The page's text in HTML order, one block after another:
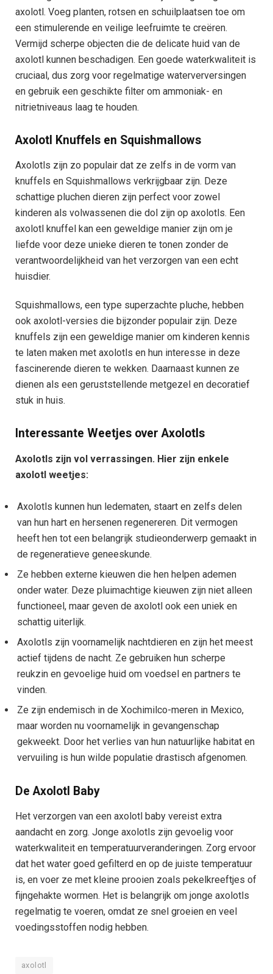
axolotl. Voeg planten, rotsen en schuilplaatsen toe om
een stimulerende en veilige leefruimte te creëren.
Vermijd scherpe objecten die de delicate huid van de
axolotl kunnen beschadigen. Een goede waterkwaliteit is
cruciaal, dus zorg voor regelmatige waterverversingen
en gebruik een geschikte filter om ammoniak- en
nitrietniveaus laag te houden.
Axolotl Knuffels en Squishmallows
Axolotls zijn zo populair dat ze zelfs in de vorm van
knuffels en Squishmallows verkrijgbaar zijn. Deze
schattige pluchen dieren zijn perfect voor zowel
kinderen als volwassenen die dol zijn op axolotls. Een
axolotl knuffel kan een geweldige manier zijn om je
liefde voor deze unieke dieren te tonen zonder de
verantwoordelijkheid van het verzorgen van een echt
huisdier.
Squishmallows, een type superzachte pluche, hebben
ook axolotl-versies die bijzonder populair zijn. Deze
knuffels zijn een geweldige manier om kinderen kennis
te laten maken met axolotls en hun interesse in deze
fascinerende dieren te wekken. Daarnaast kunnen ze
dienen als een geruststellende metgezel en decoratief
stuk in huis.
Interessante Weetjes over Axolotls
Axolotls zijn vol verrassingen. Hier zijn enkele
axolotl weetjes:
Axolotls kunnen hun ledematen, staart en zelfs delen
van hun hart en hersenen regenereren. Dit vermogen
heeft hen tot een belangrijk studieonderwerp gemaakt in
de regeneratieve geneeskunde.
Ze hebben externe kieuwen die hen helpen ademen
onder water. Deze pluimachtige kieuwen zijn niet alleen
functioneel, maar geven de axolotl ook een uniek en
schattig uiterlijk.
Axolotls zijn voornamelijk nachtdieren en zijn het meest
actief tijdens de nacht. Ze gebruiken hun scherpe
reukzin en gevoelige huid om voedsel en partners te
vinden.
Ze zijn endemisch in de Xochimilco-meren in Mexico,
maar worden nu voornamelijk in gevangenschap
gekweekt. Door het verlies van hun natuurlijke habitat en
vervuiling is hun wilde populatie drastisch afgenomen.
De Axolotl Baby
Het verzorgen van een axolotl baby vereist extra
aandacht en zorg. Jonge axolotls zijn gevoelig voor
waterkwaliteit en temperatuurveranderingen. Zorg ervoor
dat het water goed gefilterd en op de juiste temperatuur
is, en voer ze met kleine prooien zoals pekelkreeftjes of
fijngehakte wormen. Het is belangrijk om jonge axolotls
regelmatig te voeren, omdat ze snel groeien en veel
voedingsstoffen nodig hebben.
axolotl